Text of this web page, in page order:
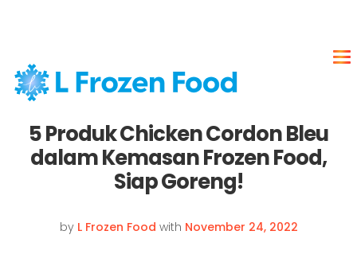
5 Produk Chicken Cordon Bleu
dalam Kemasan Frozen Food,
Siap Goreng!
by L Frozen Food with November 24, 2022